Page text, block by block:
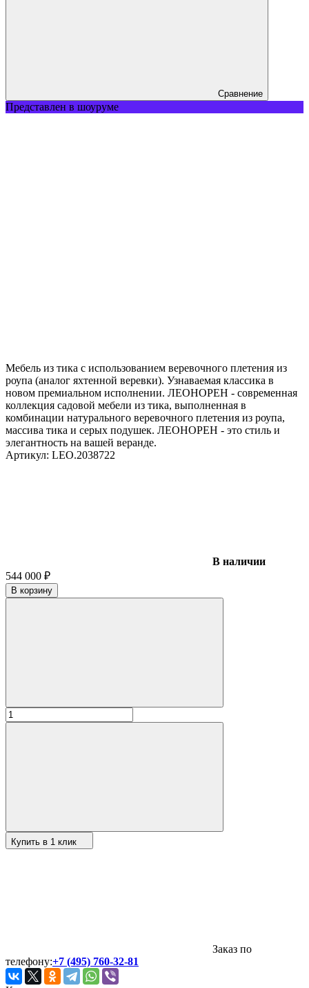
Сравнение
Представлен в шоуруме
Мебель из тика с использованием веревочного плетения из
роупа (аналог яхтенной веревки). Узнаваемая классика в
новом премиальном исполнении. ЛЕОНОРЕН - современная
коллекция садовой мебели из тика, выполненная в
комбинации натурального веревочного плетения из роупа,
массива тика и серых подушек. ЛЕОНОРЕН - это стиль и
элегантность на вашей веранде.
Артикул: LEO.2038722
В наличии
544 000 ₽
В корзину
Купить в 1 клик
Заказ по
телефону:+7 (495) 760-32-81